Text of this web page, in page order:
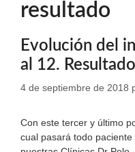
resultado
Evolución del
al 12.
4 de septiembre de 2018
Con este tercer y último
cual pasará todo